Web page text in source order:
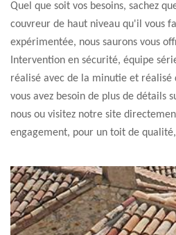
Quel que soit vos besoins, sachez
couvreur de haut niveau qu'il vous
expérimentée, nous saurons vous
Intervention en sécurité, équipe
réalisé avec de la minutie et réalisé
vous avez besoin de plus de détails
nous ou visitez notre site
engagement, pour un toit de